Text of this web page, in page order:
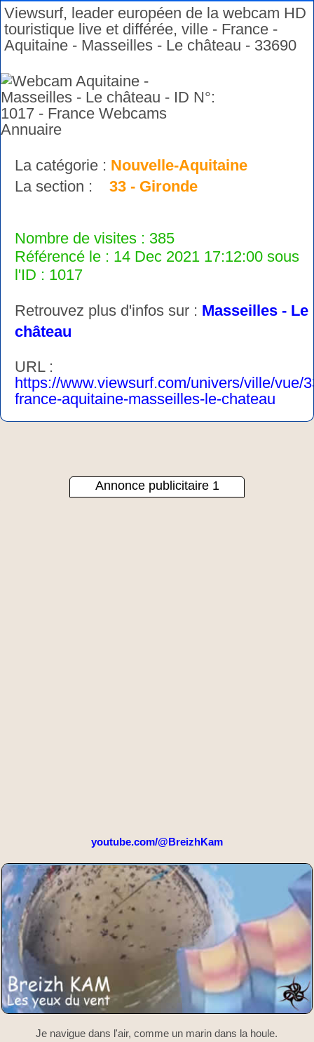
Viewsurf, leader européen de la webcam HD
touristique live et différée, ville - France -
Aquitaine - Masseilles - Le château - 33690
La catégorie : Nouvelle-Aquitaine
La section : 33 - Gironde
Nombre de visites : 385
Référencé le : 14 Dec 2021 17:12:00 sous
l'ID : 1017
Retrouvez plus d'infos sur : Masseilles - Le
château
URL :
https://www.viewsurf.com/univers/ville/vue/
france-aquitaine-masseilles-le-chateau
Annonce publicitaire 1
youtube.com/@BreizhKam
Je navigue dans l'air, comme un marin dans la houle.